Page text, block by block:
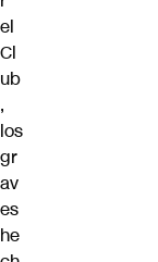
el
Cl
ub
,
los
gr
av
es
he